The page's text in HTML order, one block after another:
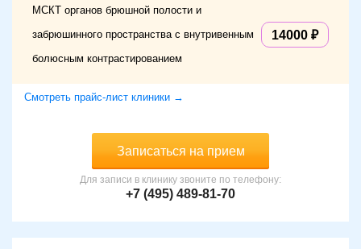
МСКТ органов брюшной полости и
забрюшинного пространства с внутривенным
болюсным контрастированием
14000
Смотреть прайс-лист клиники →
Записаться на прием
Для записи в клинику звоните по телефону:
+7 (495) 489-81-70